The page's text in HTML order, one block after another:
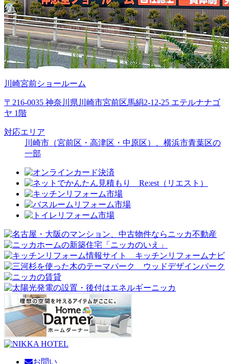
川崎宮前ショールーム
〒216-0035 神奈川県川崎市宮前区馬絹2-12-25 エテルナナゴ
ヤ 1階
対応エリア
川崎市（宮前区・高津区・中原区）、横浜市青葉区の
一部
お問い